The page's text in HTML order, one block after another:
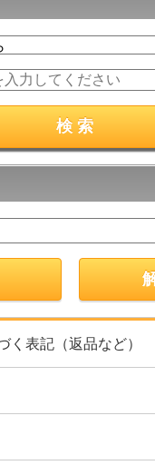
く表記（返品など）